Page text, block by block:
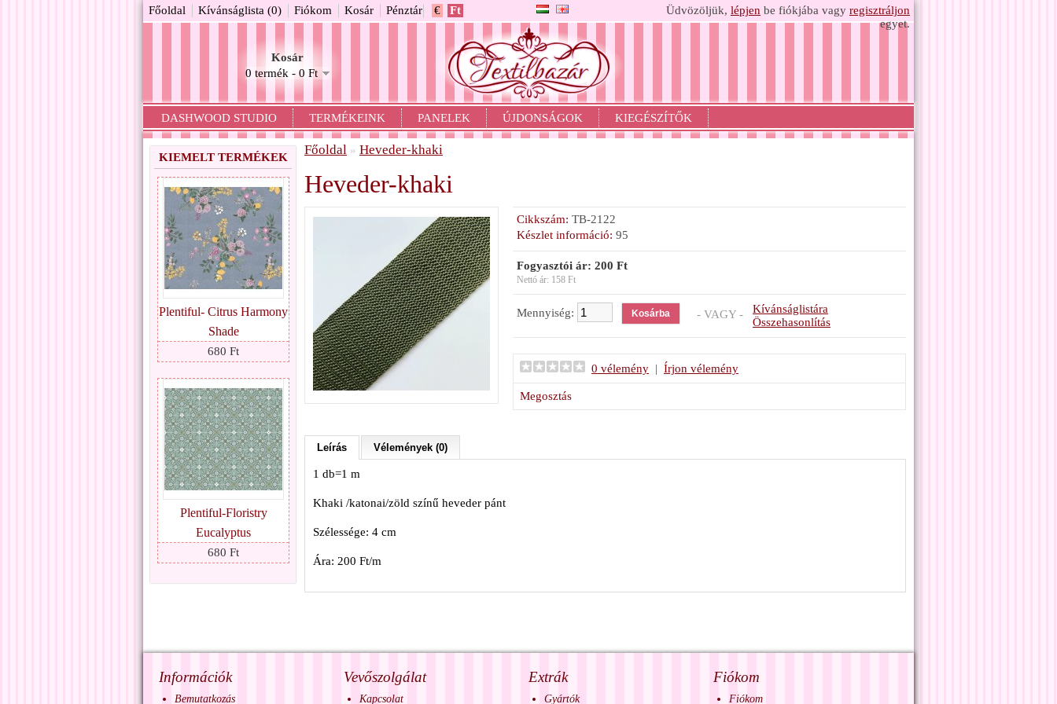
€ Ft
Kosár
0 termék - 0 Ft
Üdvözöljük, lépjen be fiókjába vagy regisztráljon
egyet.
Főoldal Kívánságlista (0) Fiókom Kosár Pénztár
DASHWOOD STUDIO TERMÉKEINK PANELEK ÚJDONSÁGOK KIEGÉSZÍTŐK
KIEMELT TERMÉKEK
Plentiful- Citrus Harmony
Shade
680 Ft
Plentiful-Floristry
Eucalyptus
680 Ft
Főoldal » Heveder-khaki
Heveder-khaki
Cikkszám: TB-2122
Készlet információ: 95
Fogyasztói ár: 200 Ft
Nettó ár: 158 Ft
Mennyiség: - VAGY - Kívánságlistára
Összehasonlítás
0 vélemény | Írjon vélemény
Megosztás
Leírás Vélemények (0)
1 db=1 m
Khaki /katonai/zöld színű heveder pánt
Szélessége: 4 cm
Ára: 200 Ft/m
Információk
Bemutatkozás
Vevőszolgálat
Kapcsolat
Extrák
Gyártók
Fiókom
Fiókom